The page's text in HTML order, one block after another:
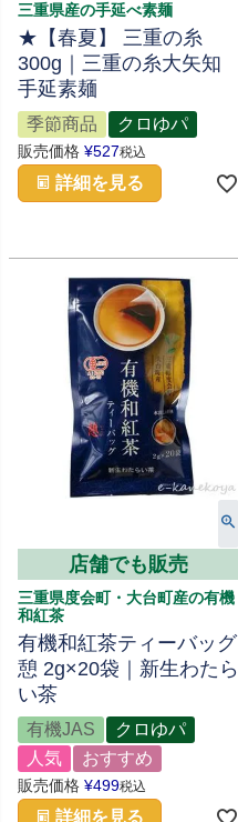
三重県産の手延べ素麺
★【春夏】 三重の糸
300g｜三重の糸大矢知
手延素麺
季節商品 クロゆパ
販売価格 ¥527税込
詳細を見る
店舗でも販売
三重県度会町・大台町産の有機
和紅茶
有機和紅茶ティーバッグ
憩 2g×20袋｜新生わたら
い茶
有機JAS
クロゆパ
人気
おすすめ
販売価格 ¥499税込
詳細を見る